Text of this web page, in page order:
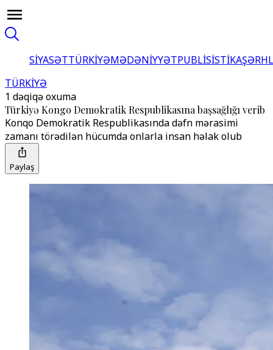
SİYASƏTTÜRKİYƏMƏDƏNİYYƏTPUBLİSİSTİKA
TÜRKİYƏ
1 dəqiqə oxuma
Türkiyə Kongo Demokratik Respublikasına başsağlığı verib
Konqo Demokratik Respublikasında dəfn mərasimi
zamanı törədilən hücumda onlarla insan həlak olub
Paylaş